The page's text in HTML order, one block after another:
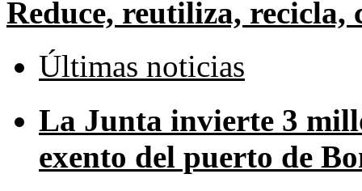
Reduce, reutiliza, recicla,
Últimas noticias
La Junta invierte 3
exento del puerto de